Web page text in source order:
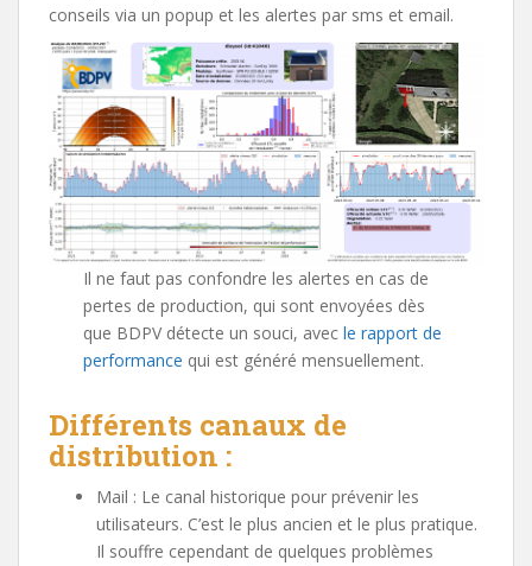
conseils via un popup et les alertes par sms et email.
Il ne faut pas confondre les alertes en cas de
pertes de production, qui sont envoyées dès
que BDPV détecte un souci, avecle rapport de
performance qui est généré mensuellement.
Différents canaux de
distribution :
Mail : Le canal historique pour prévenir les
utilisateurs. C’est le plus ancien et le plus pratique.
Il souffre cependant de quelques problèmes